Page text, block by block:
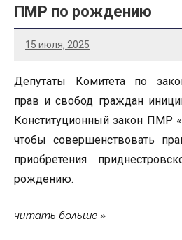
ПМР по рождению
15 июля, 2025
Депутаты Комитета по
прав и свобод граждан
Конституционный закон ПМР
чтобы совершенствовать
приобретения
рождению.
читать больше